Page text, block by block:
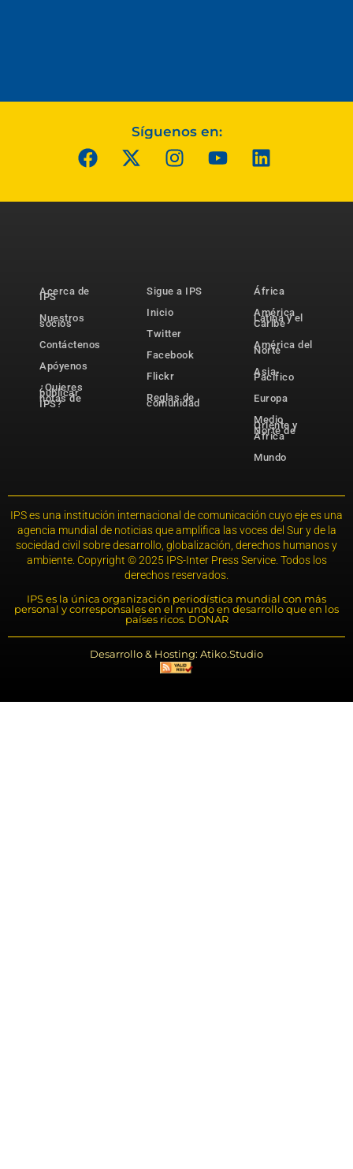
Síguenos en:
Acerca de
IPS
Nuestros
socios
Contáctenos
Apóyenos
¿Quieres
publicar
notas de
IPS?
Sigue a IPS
Inicio
Twitter
Facebook
Flickr
Reglas de
comunidad
África
América
Latina y el
Caribe
América del
Norte
Asia-
Pacífico
Europa
Medio
Oriente y
Norte de
África
Mundo
IPS es una institución internacional de comunicación cuyo eje es una
agencia mundial de noticias que amplifica las voces del Sur y de la
sociedad civil sobre desarrollo, globalización, derechos humanos y
ambiente. Copyright © 2025 IPS-Inter Press Service. Todos los
derechos reservados.
IPS es la única organización periodística mundial con más
personal y corresponsales en el mundo en desarrollo que en los
países ricos. DONAR
Desarrollo & Hosting: Atiko.Studio